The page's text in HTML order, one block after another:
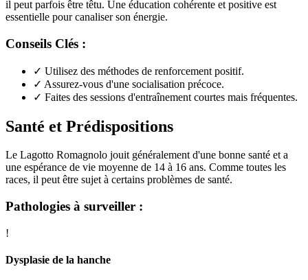
il peut parfois être têtu. Une éducation cohérente et positive est
essentielle pour canaliser son énergie.
Conseils Clés :
✓ Utilisez des méthodes de renforcement positif.
✓ Assurez-vous d'une socialisation précoce.
✓ Faites des sessions d'entraînement courtes mais fréquentes.
Santé et Prédispositions
Le Lagotto Romagnolo jouit généralement d'une bonne santé et a
une espérance de vie moyenne de 14 à 16 ans. Comme toutes les
races, il peut être sujet à certains problèmes de santé.
Pathologies à surveiller :
!
Dysplasie de la hanche